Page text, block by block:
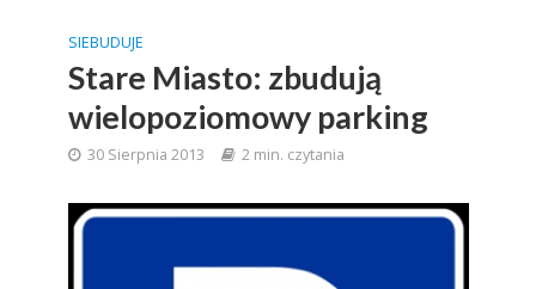
SIEBUDUJE
Stare Miasto: zbudują
wielopoziomowy parking
30 Sierpnia 2013 2 min. czytania